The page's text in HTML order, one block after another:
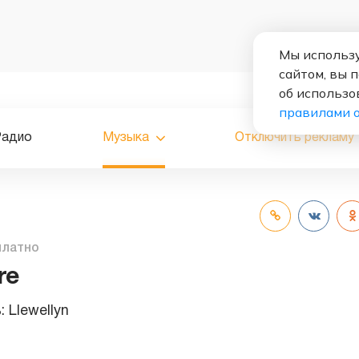
Музыка Отключить рекламу
Llewellyn
Мы
сайтом, вы
об
правилами